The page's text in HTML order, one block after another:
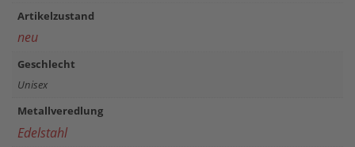
Artikelzustand
neu
Geschlecht
Unisex
Metallveredlung
Edelstahl